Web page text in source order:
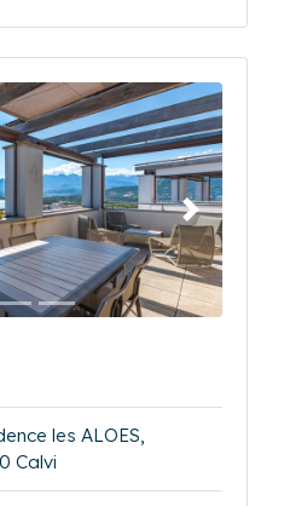
Suivant
les ALOES,
Calvi